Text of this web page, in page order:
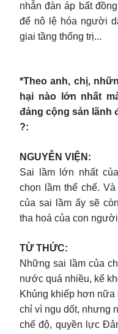
nhẫn đàn áp bất
để nô lệ hóa người
giai tầng thống trị...
*Theo anh, chị,
hại nào lớn nhất
đảng cộng sản lãnh
?:
NGUYỄN VIỆN:
Sai lầm lớn nhất
chọn lầm thể chế.
của sai lầm ấy sẽ
tha hoá của con người
TỪ THỨC:
Những sai lầm của
nước quá nhiều, kể
Khủng khiếp hơn nữa
chỉ vì ngu dốt, nhưng
chế độ, quyền lực